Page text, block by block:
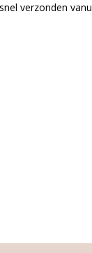
verzonden